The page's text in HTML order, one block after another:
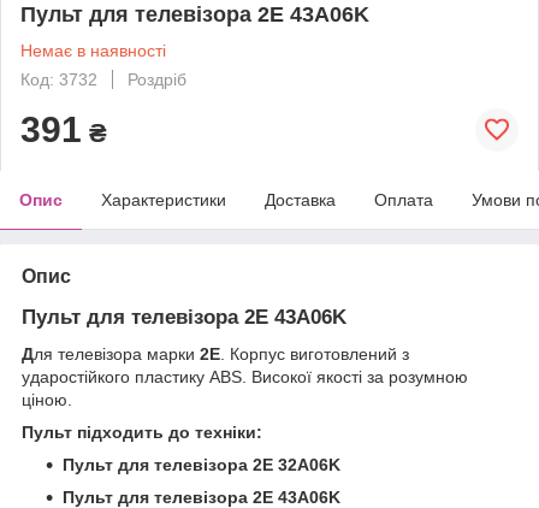
Пульт для телевізора 2E 43A06K
Немає в наявності
Код: 3732
Роздріб
391 ₴
Опис Характеристики Доставка Оплата Умови
Опис
Пульт для телевізора 2E 43A06K
Для телевізора марки 2E . Корпус виготовлений з
ударостійкого пластику ABS. Високої якості за розумною
ціною.
Пульт підходить до техніки:
Пульт для телевізора 2E 32A06K
Пульт для телевізора 2E 43A06K